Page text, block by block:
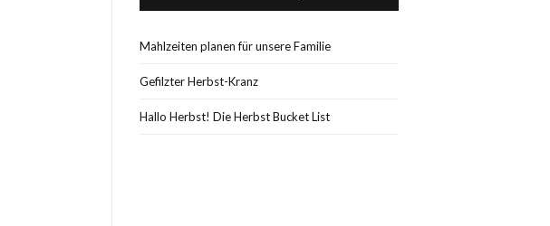
Mahlzeiten planen für unsere Familie
Gefilzter Herbst-Kranz
Hallo Herbst! Die Herbst Bucket List